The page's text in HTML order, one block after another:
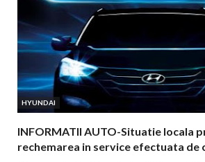
HYUNDAI
INFORMATII AUTO-Situatie locala
rechemarea in service efectuata de